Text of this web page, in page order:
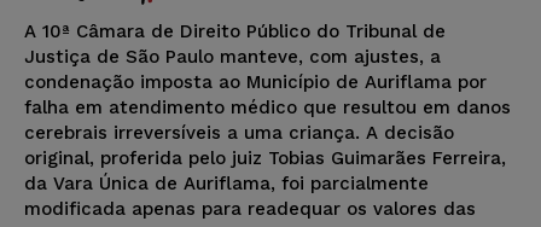
A 10ª Câmara de Direito Público do Tribunal de
Justiça de São Paulo manteve, com ajustes, a
condenação imposta ao Município de Auriflama por
falha em atendimento médico que resultou em danos
cerebrais irreversíveis a uma criança. A decisão
original, proferida pelo juiz Tobias Guimarães Ferreira,
da Vara Única de Auriflama, foi parcialmente
modificada apenas para readequar os valores das